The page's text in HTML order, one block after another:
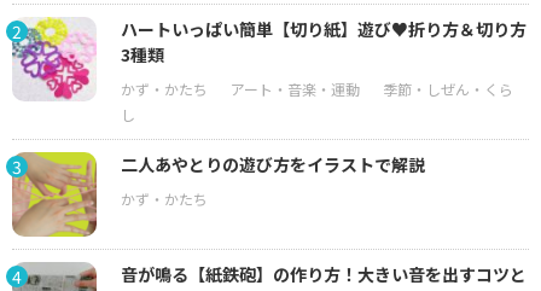
2
ハートいっぱい簡単【切り紙】遊び♥折り方＆切り方
3種類
3 二人あやとりの遊び方をイラストで解説
4
音が鳴る【紙鉄砲】の作り方！大きい音を出すコツと